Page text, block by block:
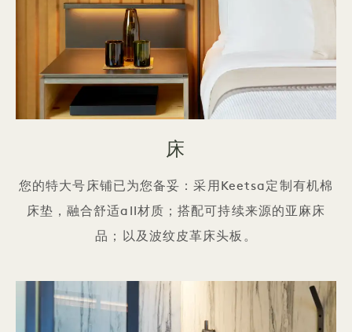
床
您的特大号床铺已为您备妥：采用Keetsa定制有机棉
床垫，融合舒适all材质；搭配可持续来源的亚麻床
品；以及波纹皮革床头板。